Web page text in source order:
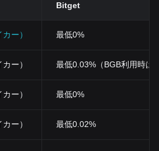
Bitget
ー） 最低0%
ー） 最低0.03%（BGB利用時は
ー） 最低0%
ー） 最低0.02%